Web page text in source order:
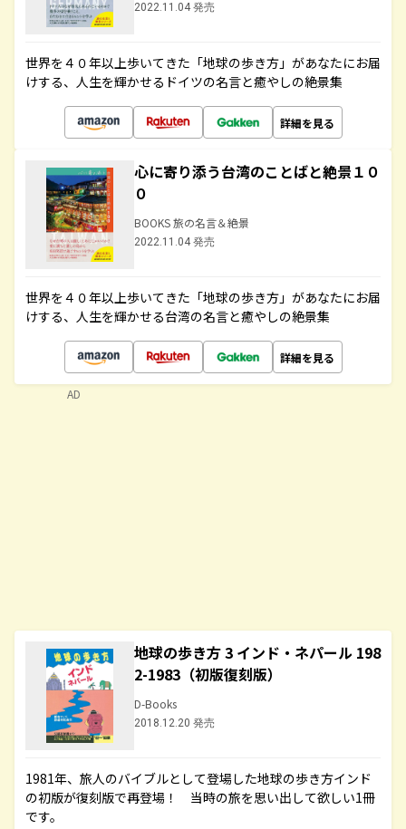
2022.11.04 発売
世界を４０年以上歩いてきた「地球の歩き方」があなたにお届
けする、人生を輝かせるドイツの名言と癒やしの絶景集
詳細を見る
心に寄り添う台湾のことばと絶景１０
０
BOOKS 旅の名言＆絶景
2022.11.04 発売
世界を４０年以上歩いてきた「地球の歩き方」があなたにお届
けする、人生を輝かせる台湾の名言と癒やしの絶景集
詳細を見る
地球の歩き方 3 インド・ネパール 198
2-1983（初版復刻版）
D-Books
2018.12.20 発売
1981年、旅人のバイブルとして登場した地球の歩き方インド
の初版が復刻版で再登場！ 当時の旅を思い出して欲しい1冊
です。
AD